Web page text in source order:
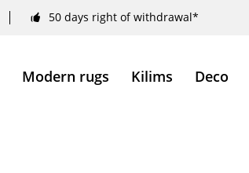
50 days right of withdrawal*
Modern rugs Kilims Deco